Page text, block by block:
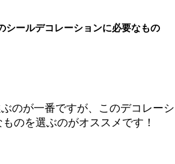
シールデコレーションに必要なもの
のが一番ですが、このデコレーシ
のを選ぶのがオススメです！